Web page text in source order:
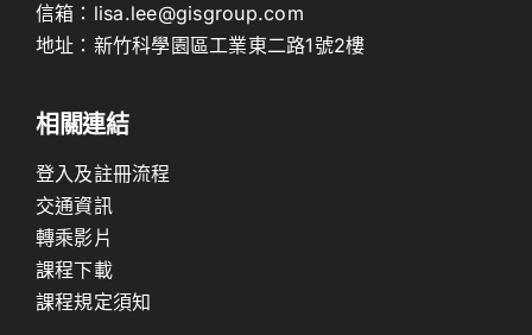
信箱： lisa.lee@gisgroup.com
地址： 新竹科學園區工業東二路1號2樓
相關連結
登入及註冊流程
交通資訊
轉乘影片
課程下載
課程規定須知